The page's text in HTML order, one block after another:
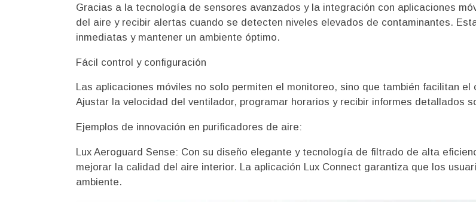
Gracias a la tecnología de sensores avanzados y la integración con aplicaciones
del aire y recibir alertas cuando se detecten niveles elevados de contaminantes.
inmediatas y mantener un ambiente óptimo.
Fácil control y configuración
Las aplicaciones móviles no solo permiten el monitoreo, sino que también facilitan
Ajustar la velocidad del ventilador, programar horarios y recibir informes detallados
Ejemplos de innovación en purificadores de aire:
Lux Aeroguard Sense: Con su diseño elegante y tecnología de filtrado de alta
mejorar la calidad del aire interior. La aplicación Lux Connect garantiza que los
ambiente.